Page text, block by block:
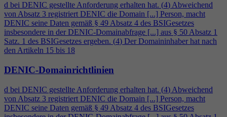
d bei DENIC gestellte Anforderung erhalten hat. (4) Abweichend
von Absatz 3 registriert DENIC die Domain [...] Person, macht
DENIC seine Daten gemäß § 49 Absatz 4 des BSIGesetzes
insbesondere in der DENIC-Domainabfrage [...] aus § 50 Absatz 1
Satz. 1 des BSIGesetzes ergeben. (4) Der Domaininhaber hat nach
den Artikeln 15 bis 18
DENIC-Domainrichtlinien
d bei DENIC gestellte Anforderung erhalten hat. (4) Abweichend
von Absatz 3 registriert DENIC die Domain [...] Person, macht
DENIC seine Daten gemäß § 49 Absatz 4 des BSIGesetzes